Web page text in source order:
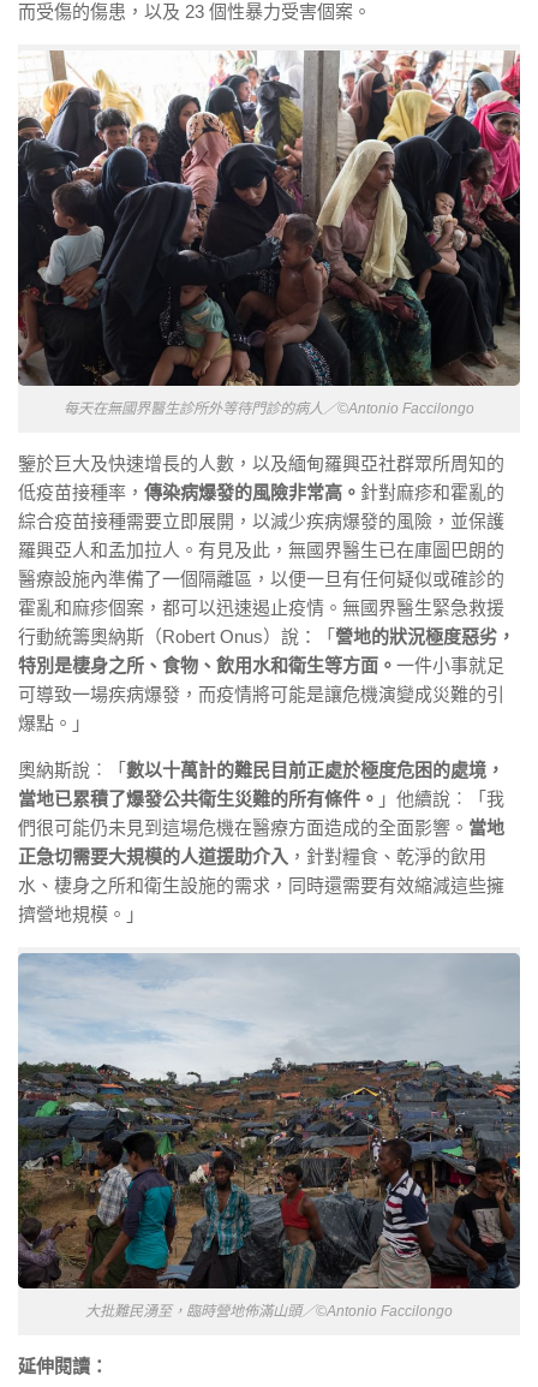
而受傷的傷患，以及 23 個性暴力受害個案。
每天在無國界醫生診所外等待門診的病人／©Antonio Faccilongo
鑒於巨大及快速增長的人數， 以及緬甸羅興亞社群眾所周知的
低疫苗接種率， 傳染病爆發的風險非常高。 針對麻疹和霍亂的
綜合疫苗接種需要立即展開， 以減少疾病爆發的風險，並保護
羅興亞人和孟加拉人。有見及此， 無國界醫生已在庫圖巴朗的
醫療設施內準備了一個隔離區， 以便一旦有任何疑似或確診的
霍亂和麻疹個案， 都可以迅速遏止疫情。 無國界醫生緊急救援
行動統籌奧納斯（Robert Onus）說：「 營地的狀況極度惡劣，
特別是棲身之所、食物、 飲用水和衛生等方面。 一件小事就足
可導致一場疾病爆發， 而疫情將可能是讓危機演變成災難的引
爆點。」
奧納斯說︰「 數以十萬計的難民目前正處於極度危困的處境，
當地已累積了爆發公共衛生災難的所有條件。 」他續說︰「 我
們很可能仍未見到這場危機在醫療方面造成的全面影響。 當地
正急切需要大規模的人道援助介入 ，針對糧食、乾淨的飲用
水、 棲身之所和衛生設施的需求， 同時還需要有效縮減這些擁
擠營地規模。」
大批難民湧至，臨時營地佈滿山頭／©Antonio Faccilongo
延伸閱讀：